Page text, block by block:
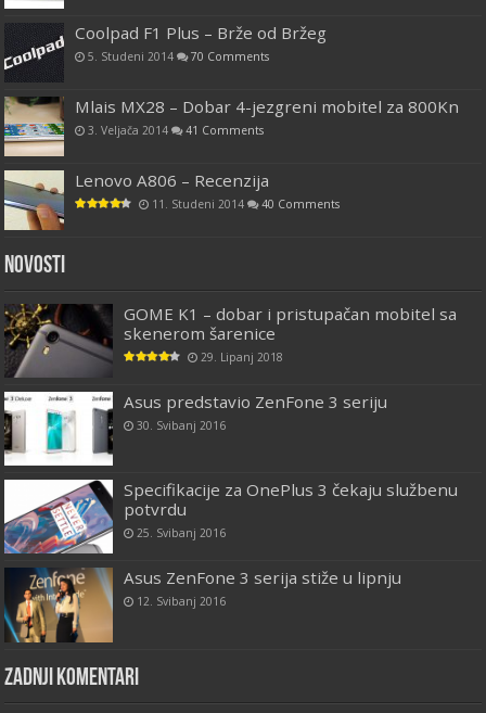
Coolpad F1 Plus – Brže od Bržeg
5. Studeni 2014 70 Comments
Mlais MX28 – Dobar 4-jezgreni mobitel za 800Kn
3. Veljača 2014 41 Comments
Lenovo A806 – Recenzija
11. Studeni 2014 40 Comments
Novosti
GOME K1 – dobar i pristupačan mobitel sa
skenerom šarenice
29. Lipanj 2018
Asus predstavio ZenFone 3 seriju
30. Svibanj 2016
Specifikacije za OnePlus 3 čekaju službenu
potvrdu
25. Svibanj 2016
Asus ZenFone 3 serija stiže u lipnju
12. Svibanj 2016
Zadnji komentari